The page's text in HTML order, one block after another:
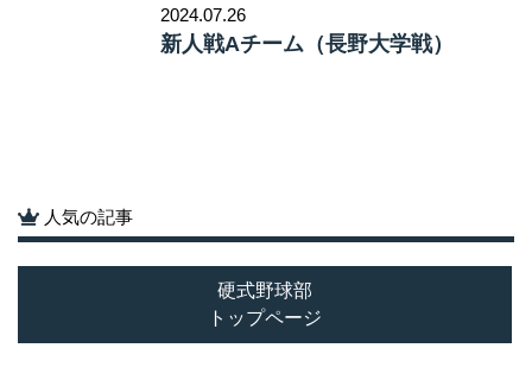
2024.07.26
新人戦Aチーム（長野大学戦）
人気の記事
硬式野球部
トップページ